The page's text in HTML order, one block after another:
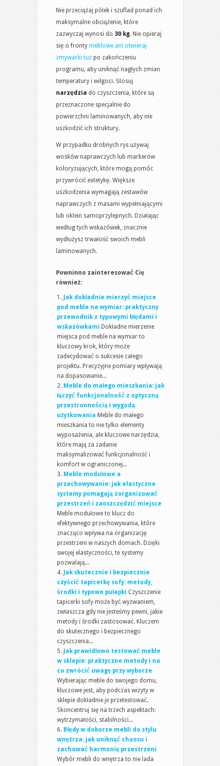
Nie przeciążaj półek i szuflad ponad ich
maksymalne obciążenie, które
zazwyczaj wynosi do 30 kg. Nie opieraj
się o fronty meblowe ani otwieraj
zmywarki tuż po zakończeniu
programu, aby uniknąć nagłych zmian
temperatury i wilgoci. Stosuj
narzędzia do czyszczenia, które są
przeznaczone specjalnie do
powierzchni laminowanych, aby nie
uszkodzić ich struktury.
W przypadku drobnych rys używaj
wosków naprawczych lub markerów
koloryzujących, które mogą pomóc
przywrócić estetykę. Większe
uszkodzenia wymagają zestawów
naprawczych z masami wypełniającymi
lub oklein samoprzylepnych. Działając
według tych wskazówek, znacznie
wydłużysz trwałość swoich mebli
laminowanych.
Powninno zainteresować Cię
również:
Jak dokładnie mierzyć miejsce
pod meble na wymiar: praktyczny
przewodnik z typowymi błędami i
wskazówkami Dokładne mierzenie
miejsca pod meble na wymiar to
kluczowy krok, który może
zadecydować o sukcesie całego
projektu. Precyzyjne pomiary wpływają
na dopasowanie...
Meble do małego mieszkania: jak
łączyć funkcjonalność z optyczną
przestronnością i wygodą
użytkowania Meble do małego
mieszkania to nie tylko elementy
wyposażenia, ale kluczowe narzędzia,
które mają za zadanie
maksymalizować funkcjonalność i
komfort w ograniczonej...
Meble modułowe a
przechowywanie: jak elastyczne
systemy pomagają zorganizować
przestrzeń i zaoszczędzić miejsce
Meble modułowe to klucz do
efektywnego przechowywania, które
znacząco wpływa na organizację
przestrzeni w naszych domach. Dzięki
swojej elastyczności, te systemy
pozwalają...
Jak skutecznie i bezpiecznie
czyścić tapicerkę sofy: metody,
środki i typowe pułapki Czyszczenie
tapicerki sofy może być wyzwaniem,
zwłaszcza gdy nie jesteśmy pewni, jakie
metody i środki zastosować. Kluczem
do skutecznego i bezpiecznego
czyszczenia...
Jak prawidłowo testować meble
w sklepie: praktyczne metody i na
co zwrócić uwagę przy wyborze
Wybierając meble do swojego domu,
kluczowe jest, aby podczas wizyty w
sklepie dokładnie je przetestować.
Skoncentruj się na trzech aspektach:
wytrzymałości, stabilności...
Błędy w doborze mebli do stylu
wnętrza: jak uniknąć chaosu i
zachować harmonię przestrzeni
Wybór mebli do wnętrza to nie lada